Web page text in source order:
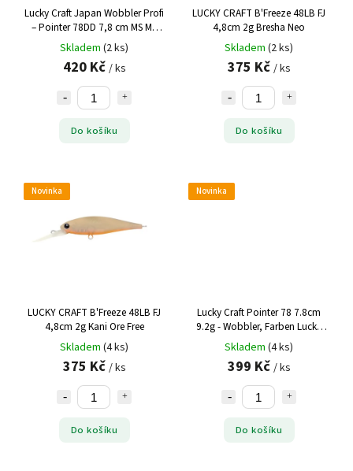
Lucky Craft Japan Wobbler Profi
– Pointer 78DD 7,8 cm MS MJ
prsten
Skladem (2 ks)
420 Kč / ks
Do košíku
LUCKY CRAFT B'Freeze 48LB FJ
4,8cm 2g Bresha Neo
Skladem (2 ks)
375 Kč / ks
Do košíku
Novinka
LUCKY CRAFT B'Freeze 48LB FJ
4,8cm 2g Kani Ore Free
Skladem (4 ks)
375 Kč / ks
Do košíku
Novinka
Lucky Craft Pointer 78 7.8cm
9.2g - Wobbler, Farben Lucky
Craft:Northern Yellow Perch
Skladem (4 ks)
399 Kč / ks
Do košíku